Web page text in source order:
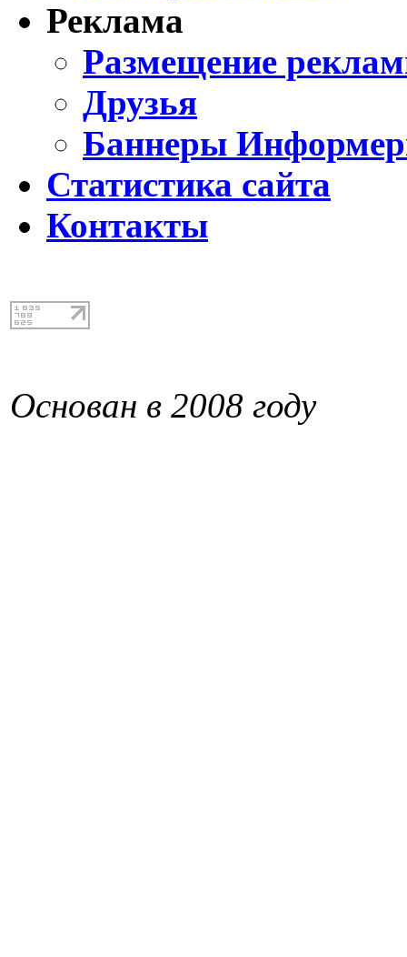
Реклама
Размещение
Друзья
Баннеры
Статистика сайта
Контакты
Основан в 2008 году